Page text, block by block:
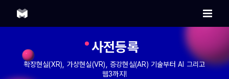
content
사전등록
확장현실(XR), 가상현실(VR), 증강현실(AR) 기술부터 AI 그리고
웹3까지!